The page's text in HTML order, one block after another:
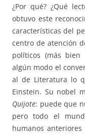
¿Por qué? ¿Qué
obtuvo este
características del
centro de atención
políticos (más bien
algún modo el
al de Literatura lo
Einstein. Su nobel
Quijote: puede que
pero todo el
humanos